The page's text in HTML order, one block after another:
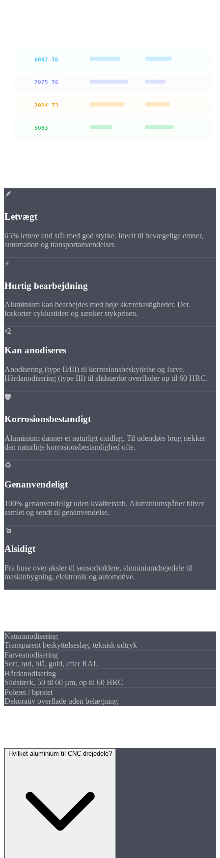
6082 T6
7075 T6
2024 T3
5083
🪶
Letvægt
65% lettere end stål med god styrke. Ideelt til bevægelige emner,
automation og transportanvendelser.
⚡
Hurtig bearbejdning
Aluminium kan bearbejdes med høje skærehastigheder. Det
forkorter cyklustiden og sænker stykprisen.
🎨
Kan anodiseres
Anodisering (type II/III) til korrosionsbeskyttelse og farve.
Hårdanodisering (type III) til slidstærke overflader op til 60 HRC.
🛡️
Korrosionsbestandigt
Aluminium danner et naturligt oxidlag. Til udendørs brug rækker
den naturlige korrosionsbestandighed ofte.
♻️
Genanvendeligt
100% genanvendeligt uden kvalitetstab. Aluminiumspåner bliver
samlet og sendt til genanvendelse.
🔩
Alsidigt
Fra huse over aksler til sensorholdere, aluminiumdrejedele til
maskinbygning, elektronik og automotive.
Naturanodisering
Transparent beskyttelseslag, teknisk udtryk
Farveanodisering
Sort, rød, blå, guld, efter RAL
Hårdanodisering
Slidstærk, 50 til 60 µm, op til 60 HRC
Poleret / børstet
Dekorativ overflade uden belægning
Hvilket aluminium til CNC-drejedele?